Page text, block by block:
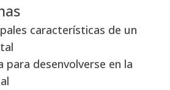
características de un
para desenvolverse en la